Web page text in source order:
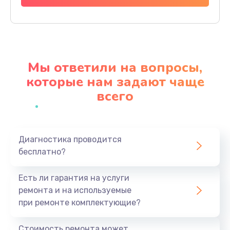
Заказать
Ремонт мультиконтроллера
Замена кнопки включения
Заказать
1600 руб.
Мы ответили на вопросы,
которые нам задают чаще
всего
Диагностика проводится
бесплатно?
Есть ли гарантия на услуги
ремонта и на используемые
при ремонте комплектующие?